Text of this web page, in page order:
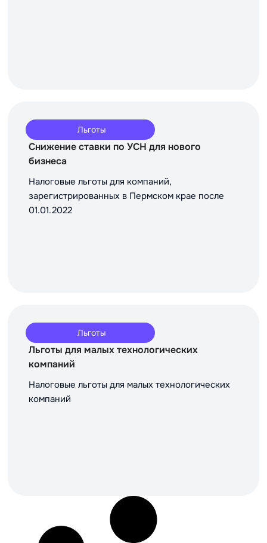
Льготы
Снижение ставки по УСН для нового
бизнеса
Налоговые льготы для компаний,
зарегистрированных в Пермском крае после
01.01.2022
Льготы
Льготы для малых технологических
компаний
Налоговые льготы для малых технологических
компаний